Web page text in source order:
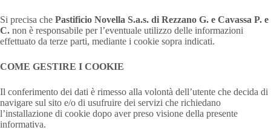
Si precisa che Pastificio Novella S.a.s. di Rezzano G. e Cavassa P. e
C. non è responsabile per l’eventuale utilizzo delle informazioni
effettuato da terze parti, mediante i cookie sopra indicati.
COME GESTIRE I COOKIE
Il conferimento dei dati è rimesso alla volontà dell’utente che decida di
navigare sul sito e/o di usufruire dei servizi che richiedano
l’installazione di cookie dopo aver preso visione della presente
informativa.